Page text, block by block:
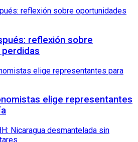
reflexión sobre
elige representantes